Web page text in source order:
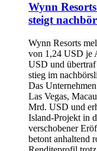
Wynn
steigt
Wynn Resorts
von 1,24 USD je
USD und
stieg im
Das
Las Vegas,
Mrd. USD und
Island‑Projekt in
verschobener
betont anhaltend